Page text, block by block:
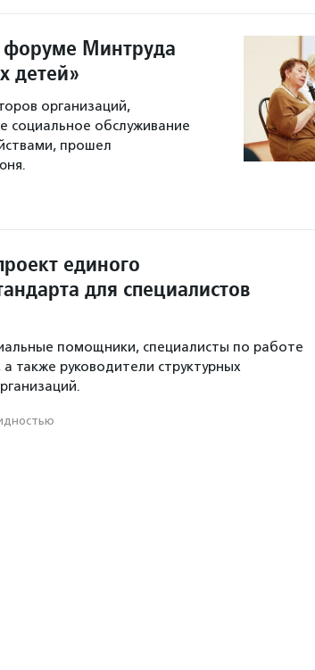
форуме Минтруда
детей»
организаций,
социальное обслуживание
прошел
единого
для специалистов
помощники, специалисты по работе
также руководители структурных